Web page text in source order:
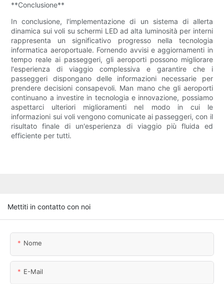
**Conclusione**
In conclusione, l'implementazione di un sistema di allerta
dinamica sui voli su schermi LED ad alta luminosità per interni
rappresenta un significativo progresso nella tecnologia
informatica aeroportuale. Fornendo avvisi e aggiornamenti in
tempo reale ai passeggeri, gli aeroporti possono migliorare
l'esperienza di viaggio complessiva e garantire che i
passeggeri dispongano delle informazioni necessarie per
prendere decisioni consapevoli. Man mano che gli aeroporti
continuano a investire in tecnologia e innovazione, possiamo
aspettarci ulteriori miglioramenti nel modo in cui le
informazioni sui voli vengono comunicate ai passeggeri, con il
risultato finale di un'esperienza di viaggio più fluida ed
efficiente per tutti.
Mettiti in contatto con noi
Nome
E-Mail